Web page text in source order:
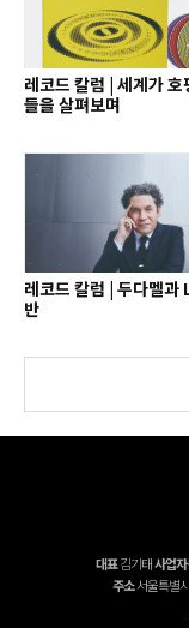
레코드 칼럼 | 세계가 호
들을 살펴보며
레코드 칼럼 | 두다멜과
반
대표김기태사업
주소서울특별